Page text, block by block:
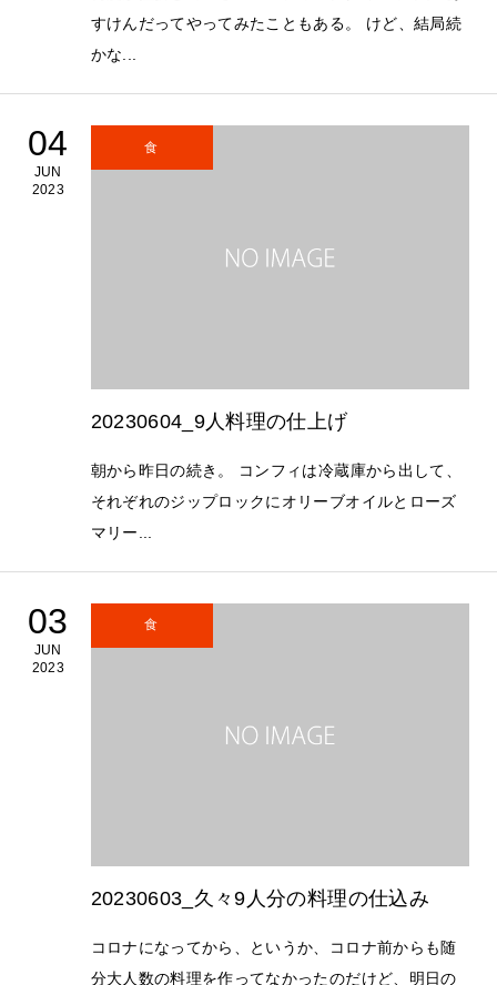
すけんだってやってみたこともある。 けど、結局続
かな...
04
JUN
2023
食
20230604_9人料理の仕上げ
朝から昨日の続き。 コンフィは冷蔵庫から出して、
それぞれのジップロックにオリーブオイルとローズ
マリー...
03
JUN
2023
食
20230603_久々9人分の料理の仕込み
コロナになってから、というか、コロナ前からも随
分大人数の料理を作ってなかったのだけど、明日の